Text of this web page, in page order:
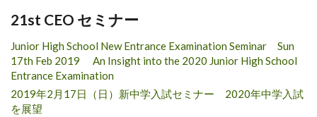
21st CEO セミナー
Junior High School New Entrance Examination Seminar Sun
17th Feb 2019 An Insight into the 2020 Junior High School
Entrance Examination
2019年2月17日（日）新中学入試セミナー 2020年中学入試
を展望